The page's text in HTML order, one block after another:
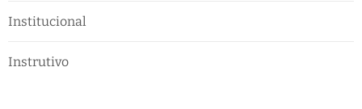
Institucional
Instrutivo